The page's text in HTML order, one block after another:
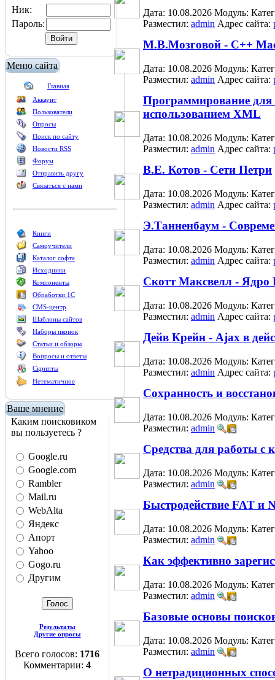
Ник:
Пароль:
Меню сайта
Главная
Аккаунт
Пользователи
Опросы
Поиск по сайту
Новости RSS
Форум
Отправить другу
Связаться с нами
Книги
Самоучители
Каталог софта
Исходники
Компоненты
Обработки 1С
CMS-центр
Шаблоны сайтов
Наборы иконок
Статьи и обзоры
Вопросы и ответы
Скрипты
Нетематичное
Ваше мнение
Каким поисковиком
вы пользуетесь ?
Google.ru
Google.com
Rambler
Mail.ru
WebAlta
Яндекс
Апорт
Yahoo
Gogo.ru
Другим
Результаты
Другие опросы
Всего голосов: 1716
Комментарии: 4
Дата: 10.08.2026 Модуль:
Разместил: admin Адрес сайта:
М.В.Мозговой - C++
Дата: 10.08.2026 Модуль:
Разместил: admin Адрес сайта:
Программирование
использованием XML
Дата: 10.08.2026 Модуль:
Разместил: admin Адрес сайта:
В.Е. Котов - Сети Петри
Дата: 10.08.2026 Модуль:
Разместил: admin Адрес сайта:
Э.Танненбаум -
Дата: 10.08.2026 Модуль:
Разместил: admin Адрес сайта:
Скотт Максвелл - Ядро
Дата: 10.08.2026 Модуль:
Разместил: admin Адрес сайта:
Дейв Крейн - Ajax в
Дата: 10.08.2026 Модуль:
Разместил: admin Адрес сайта:
Сохранность и
Дата: 10.08.2026 Модуль:
Разместил: admin
Средства для работы с
Дата: 10.08.2026 Модуль:
Разместил: admin
Быстродействие FAT и
Дата: 10.08.2026 Модуль:
Разместил: admin
Как эффективно
Дата: 10.08.2026 Модуль:
Разместил: admin
Базовые основы
Дата: 10.08.2026 Модуль:
Разместил: admin
О нетрадиционных